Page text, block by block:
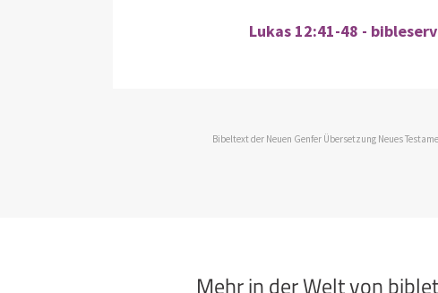
Lukas 12:41-48 -
Bibeltext der Neuen Genfer Übersetzung Neues
Mehr in der Welt von